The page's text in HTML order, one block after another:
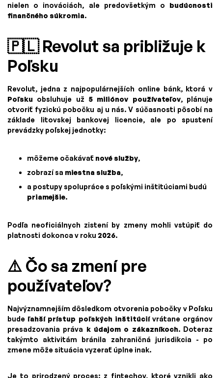
nielen o inováciách, ale predovšetkým o budúcnosti
finančného súkromia.
🇵🇱 Revolut sa približuje k
Poľsku
Revolut, jedna z najpopulárnejších online bánk, ktorá v
Poľsku obsluhuje už 5 miliónov používateľov, plánuje
otvoriť fyzickú pobočku aj u nás. V súčasnosti pôsobí na
základe litovskej bankovej licencie, ale po spustení
prevádzky poľskej jednotky:
môžeme očakávať nové služby,
zobrazí sa miestna služba,
a postupy spolupráce s poľskými inštitúciami budú
priamejšie.
Podľa neoficiálnych zistení by zmeny mohli vstúpiť do
platnosti dokonca v roku 2026.
⚠️ Čo sa zmení pre
používateľov?
Najvýznamnejším dôsledkom otvorenia pobočky v Poľsku
bude ľahší prístup poľských inštitúciívrátane orgánov
presadzovania práva k údajom o zákazníkoch. Doteraz
takýmto aktivitám bránila zahraničná jurisdikcia - po
zmene môže situácia vyzerať úplne inak.
Je to prirodzený proces: z fintechov, ktoré vznikli ako